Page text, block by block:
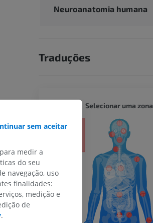
Neuroanatomia humana
Traduções
Selecionar uma zona
sem aceitar
medir a
do seu
navegação, uso
finalidades:
medição e
de
.